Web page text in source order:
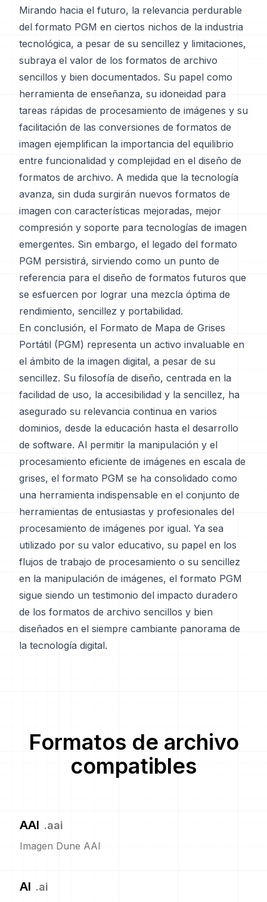
Mirando hacia el futuro, la relevancia perdurable
del formato PGM en ciertos nichos de la industria
tecnológica, a pesar de su sencillez y limitaciones,
subraya el valor de los formatos de archivo
sencillos y bien documentados. Su papel como
herramienta de enseñanza, su idoneidad para
tareas rápidas de procesamiento de imágenes y su
facilitación de las conversiones de formatos de
imagen ejemplifican la importancia del equilibrio
entre funcionalidad y complejidad en el diseño de
formatos de archivo. A medida que la tecnología
avanza, sin duda surgirán nuevos formatos de
imagen con características mejoradas, mejor
compresión y soporte para tecnologías de imagen
emergentes. Sin embargo, el legado del formato
PGM persistirá, sirviendo como un punto de
referencia para el diseño de formatos futuros que
se esfuercen por lograr una mezcla óptima de
rendimiento, sencillez y portabilidad.
En conclusión, el Formato de Mapa de Grises
Portátil (PGM) representa un activo invaluable en
el ámbito de la imagen digital, a pesar de su
sencillez. Su filosofía de diseño, centrada en la
facilidad de uso, la accesibilidad y la sencillez, ha
asegurado su relevancia continua en varios
dominios, desde la educación hasta el desarrollo
de software. Al permitir la manipulación y el
procesamiento eficiente de imágenes en escala de
grises, el formato PGM se ha consolidado como
una herramienta indispensable en el conjunto de
herramientas de entusiastas y profesionales del
procesamiento de imágenes por igual. Ya sea
utilizado por su valor educativo, su papel en los
flujos de trabajo de procesamiento o su sencillez
en la manipulación de imágenes, el formato PGM
sigue siendo un testimonio del impacto duradero
de los formatos de archivo sencillos y bien
diseñados en el siempre cambiante panorama de
la tecnología digital.
Formatos de archivo
compatibles
AAI .aai
Imagen Dune AAI
AI .ai